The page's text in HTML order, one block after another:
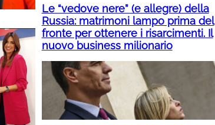
Le “vedove nere” (e allegre) della
Russia: matrimoni lampo prima del
fronte per ottenere i risarcimenti. Il
nuovo business milionario